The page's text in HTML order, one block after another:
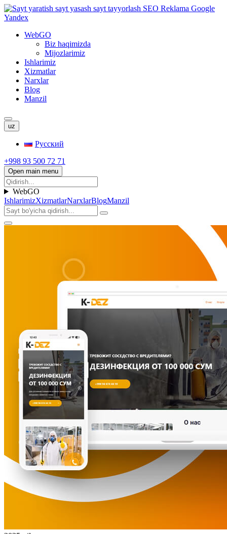
WebGO
Biz haqimizda
Mijozlarimiz
Ishlarimiz
Xizmatlar
Narxlar
Blog
Manzil
uz
Русский
+998 93 500 72 71
Open main menu
WebGO
IshlarimizXizmatlarNarxlarBlogManzil